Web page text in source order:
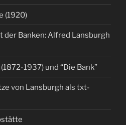
(1920)
der Banken: Alfred Lansburgh
1937) und “Die Bank”
von Lansburgh als txt-